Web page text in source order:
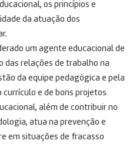
os princípios e
da atuação dos
um agente educacional de
das relações de trabalho na
da equipe pedagógica e pela
e de bons projetos
além de contribuir no
atua na prevenção e
em situações de fracasso